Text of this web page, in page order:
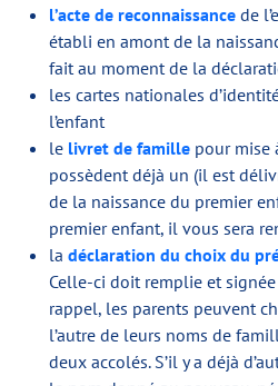
l’acte de reconnaissance de
établi en amont de la
fait au moment de la
les cartes nationales
l’enfant
le livret de famille pour mise
possèdent déjà un (il est
de la naissance du premier
premier enfant, il vous sera
la déclaration du choix du
Celle-ci doit remplie et
rappel, les parents peuvent
l’autre de leurs noms de
deux accolés. S’il y a déjà